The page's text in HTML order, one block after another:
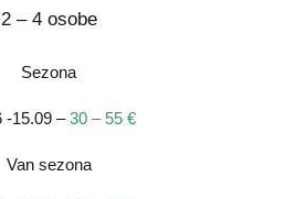
2 – 4 osobe
Sezona
-15.09 –30 – 55 €
Van sezona